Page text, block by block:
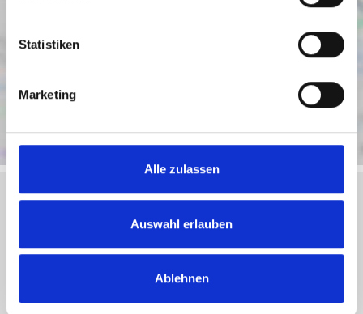
Statistiken
Marketing
Alle zulassen
Auswahl erlauben
Ablehnen
Objektanfrage
Sie haben noch Fragen zu dem Angebot oder wollen
einen Besichtigungstermin vereinbaren, dann füllen Sie